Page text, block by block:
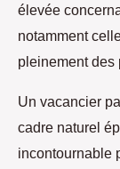
élevée
notamment
pleinement des
Un vacancier
cadre naturel
incontournable